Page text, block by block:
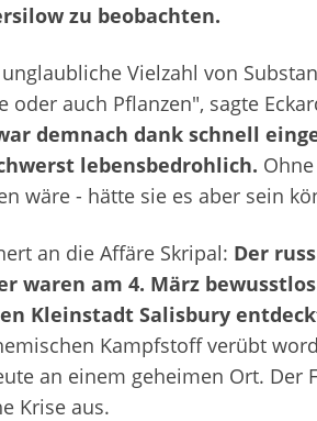
zu beobachten.
Vielzahl von
oder auch Pflanzen", sagte
demnach dank schnell
lebensbedrohlich.
wäre - hätte sie es aber sein
an die Affäre Skripal: Der
waren am 4. März
Kleinstadt Salisbury
Kampfstoff verübt
an einem geheimen Ort. Der
Krise aus.